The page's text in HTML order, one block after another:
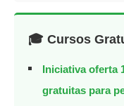
🎓 Cursos
Iniciativa oferta
gratuitas para